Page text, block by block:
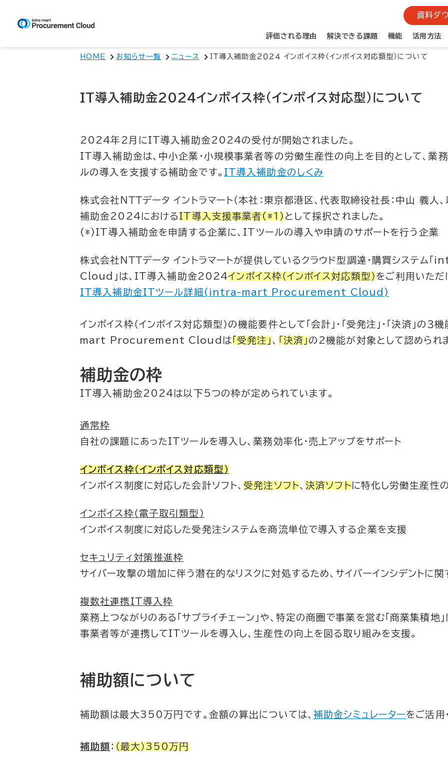
評価される理由 解決できる課題 機能 活用方法
資料ダ
HOME お知らせ一覧 ニュース ＩＴ導入補助金２０２４ インボイス枠（インボイス対応類型）について
IT導入補助金2024インボイス枠（インボイス対応型）について
2024年2月にIT導入補助金2024の受付が開始されました。
IT導入補助金は、中小企業・小規模事業者等の労働生産性の向上を目的として、
ルの導入を支援する補助金です。 IT導入補助金のしくみ
株式会社ＮＴＴデータ イントラマート（本社：東京都港区、代表取締役社長：中山 義人、
補助金2024における IT導入支援事業者(*1) として採択されました。
(*)IT導入補助金を申請する企業に、ITツールの導入や申請のサポートを行う企業
株式会社ＮＴＴデータ イントラマートが提供している クラウド型調達・購買システ
Cloud」は、 IT導入補助金2024インボイス枠（インボイス対応類型） をご利用いただ
IT導入補助金ITツール詳細(intra-mart Procurement Cloud)
インボイス枠（インボイス対応類型）の機能要件として「会計」・「受発注」・「決済」
mart Procurement Cloudは 「受発注」 、 「決済」 の2機能が対象として認められま
補助金の枠
IT導入補助金2024は以下5つの枠が定められています。
通常枠
自社の課題にあったITツールを導入し、業務効率化・売上アップをサポート
インボイス枠（インボイス対応類型）
インボイス制度に対応した会計ソフト、 受発注ソフト、決済ソフトに特化し労働生産性
インボイス枠（電子取引類型）
インボイス制度に対応した受発注システムを商流単位で導入する企業を支援
セキュリティ対策推進枠
サイバー攻撃の増加に伴う潜在的なリスクに対処するため、サイバーインシデントに
複数社連携IT導入枠
業務上つながりのある「サプライチェーン」や、特定の商圏で事業を営む「商業集積地
事業者等が連携してITツールを導入し、生産性の向上を図る取り組みを支援。
補助額について
補助額は最大350万円です。金額の算出については、 補助金シミュレーターをご活用
補助額 ： （最大）350万円